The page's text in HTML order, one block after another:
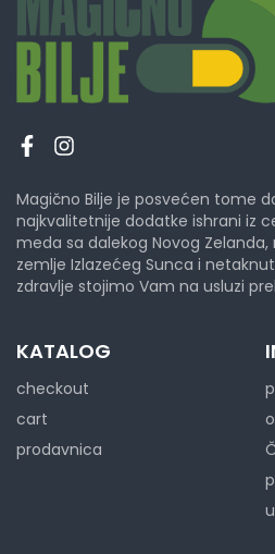
Magično Bilje je posvećen tome
najkvalitetnije dodatke ishrani iz
meda sa dalekog Novog Zelanda,
zemlje Izlazećeg Sunca i
zdravlje stojimo Vam na usluzi
KATALOG
checkout
cart
prodavnica